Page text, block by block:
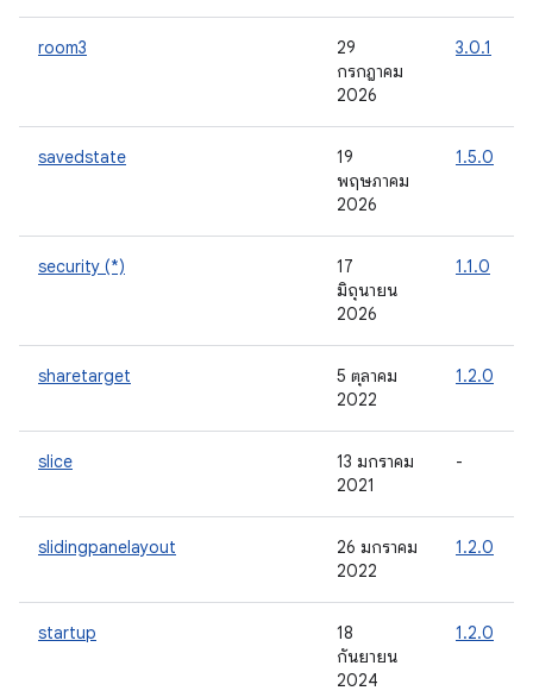
room3
29
กรกฎาคม
2026
3.0.1
savedstate
19
พฤษภาคม
2026
1.5.0
security (*)
17
มิถุนายน
2026
1.1.0
sharetarget
5 ตุลาคม
2022
1.2.0
slice
13 มกราคม
2021
-
slidingpanelayout
26 มกราคม
2022
1.2.0
startup
18
กันยายน
2024
1.2.0